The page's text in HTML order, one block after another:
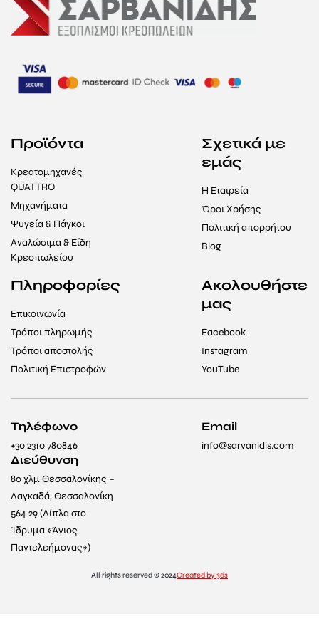
Προϊόντα
Κρεατομηχανές
QUATTRO
Μηχανήματα
Ψυγεία & Πάγκοι
Αναλώσιμα & Είδη
Κρεοπωλείου
Σχετικά με
εμάς
Η Εταιρεία
Όροι Χρήσης
Πολιτική απορρήτου
Blog
Πληροφορίες
Επικοινωνία
Τρόποι πληρωμής
Τρόποι αποστολής
Πολιτική Επιστροφών
Ακολουθήστε
μας
Facebook
Instagram
YouTube
All rights reserved © 2024Created by 3ds
Τηλέφωνο
+30 2310 780846
Email
info@sarvanidis.com
Διεύθυνση
8ο χλμ Θεσσαλονίκης –
Λαγκαδά, Θεσσαλονίκη
564 29 (Δίπλα στο
Ίδρυμα «Άγιος
Παντελεήμονας»)